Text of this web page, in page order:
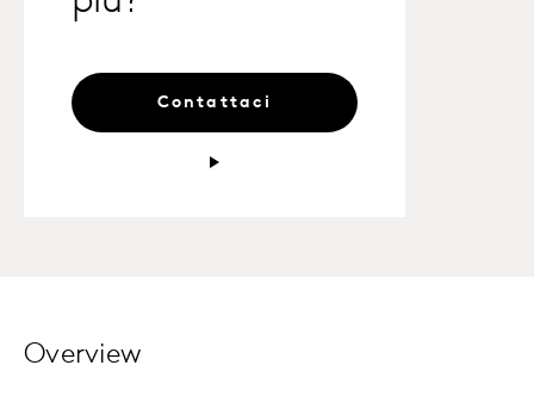
Contattaci
Overview